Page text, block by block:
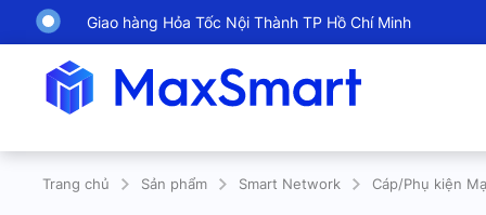
Giao hàng Hỏa Tốc Nội Thành TP Hồ Chí Minh
Trang chủ Sản phẩm Smart Network Cáp/Phụ kiện